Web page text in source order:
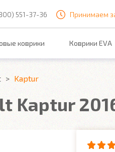
551-37-36 Принимаем
коврики Коврики EVA
Kaptur
Kaptur